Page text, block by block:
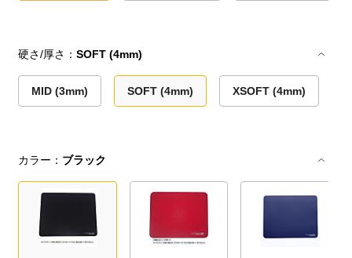
硬さ/厚さ：SOFT (4mm)
MID (3mm) SOFT (4mm) XSOFT (4mm)
カラー： ブラック